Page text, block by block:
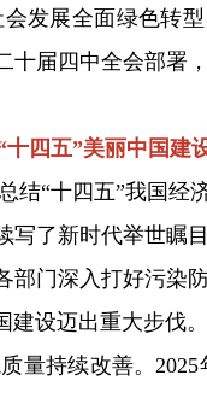
发展全面绿色转
十届四中全会部署
五”美丽中国建
“十四五”我国经济
写了新时代举世瞩
部门深入打好污染
建设迈出重大步伐。
持续改善。2025